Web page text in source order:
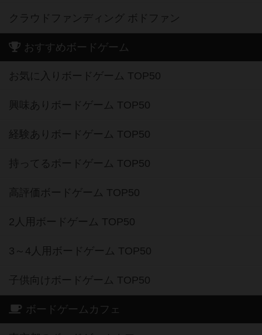
クラウドファンディング ボドファン
おすすめボードゲーム
お気に入りボードゲーム TOP50
興味ありボードゲーム TOP50
経験ありボードゲーム TOP50
持ってるボードゲーム TOP50
高評価ボードゲーム TOP50
2人用ボードゲーム TOP50
3～4人用ボードゲーム TOP50
子供向けボードゲーム TOP50
ボードゲームカフェ